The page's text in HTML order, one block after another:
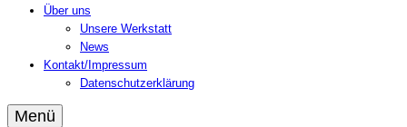
Über uns
Unsere Werkstatt
News
Kontakt/Impressum
Datenschutzerklärung
Menü